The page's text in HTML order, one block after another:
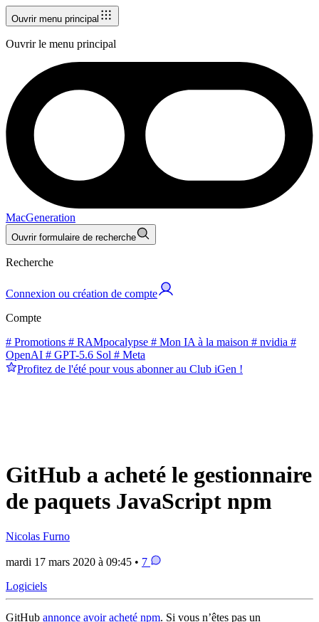
Ouvrir menu principal
Ouvrir le menu principal
MacGeneration
Ouvrir formulaire de recherche
Recherche
Connexion ou création de compte
Compte
# Promotions # RAMpocalypse # Mon IA à la maison # nvidia #
OpenAI # GPT-5.6 Sol # Meta
Profitez de l'été pour vous abonner au Club iGen !
GitHub a acheté le gestionnaire
de paquets JavaScript npm
Nicolas Furno
mardi 17 mars 2020 à 09:45 • 7
Logiciels
GitHub annonce avoir acheté npm. Si vous n’êtes pas un